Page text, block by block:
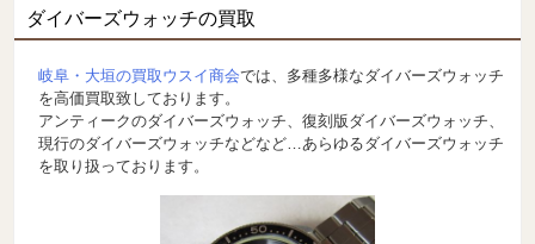
ダイバーズウォッチの買取
岐阜・大垣の買取ウスイ商会では、多種多様なダイバーズウォッチ
を高価買取致しております。
アンティークのダイバーズウォッチ、復刻版ダイバーズウォッチ、
現行のダイバーズウォッチなどなど…あらゆるダイバーズウォッチ
を取り扱っております。